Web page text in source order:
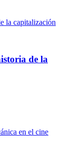
de la